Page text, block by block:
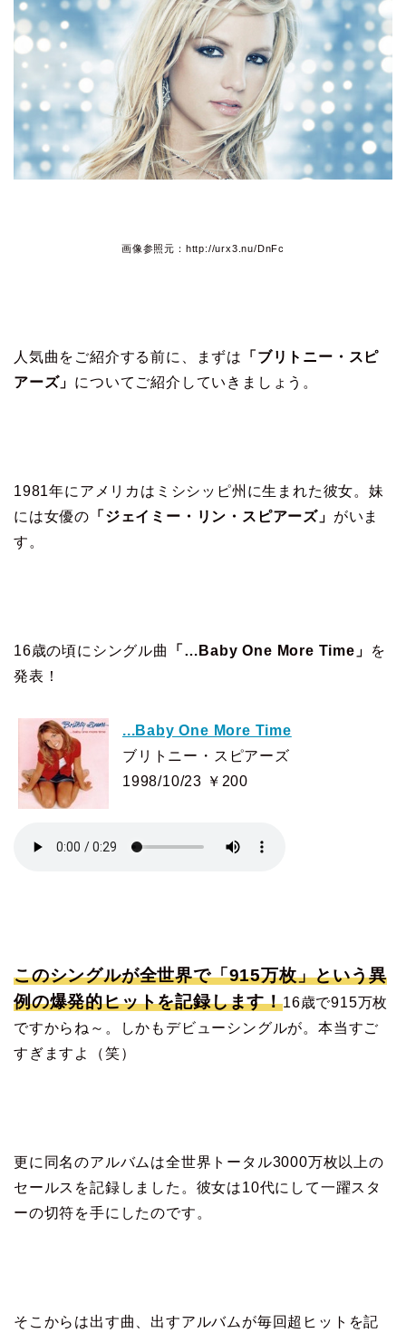
画像参照元：http://urx3.nu/DnFc
人気曲をご紹介する前に、まずは
「ブリトニー・スピ
アーズ」 についてご紹介していきましょう。
1981年にアメリカはミシシッピ州に生まれた彼女。妹
には女優の 「ジェイミー・リン・スピアーズ」 がいま
す。
16歳の頃にシングル曲 「…Baby One More Time」
を
発表！
...Baby One More Time
ブリトニー・スピアーズ
1998/10/23 ￥200
このシングルが全世界で「915万枚」という異
例の爆発的ヒットを記録します！16歳で915万枚
ですからね～。しかもデビューシングルが。本当すご
すぎますよ（笑）
更に同名のアルバムは全世界トータル3000万枚以上の
セールスを記録しました。彼女は10代にして一躍スタ
ーの切符を手にしたのです。
そこからは出す曲、出すアルバムが毎回超ヒットを記